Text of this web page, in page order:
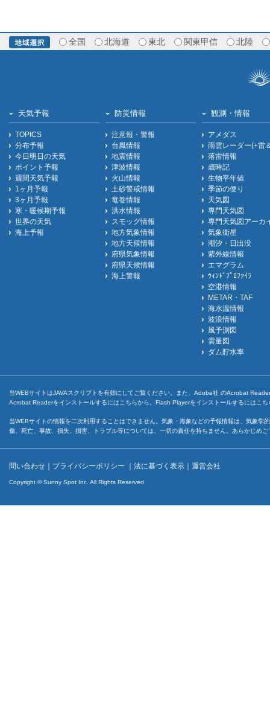
全国 北海道 東北 関東甲信 北陸
天気予報
TOPICS
分布予報
今日明日の天気
ポイント予報
週間天気予報
1ヶ月予報
3ヶ月予報
寒・暖候期予報
世界の天気
海上予報
防災情報
注意報・警報
台風情報
地震情報
津波情報
火山情報
土砂警戒情報
竜巻情報
洪水情報
スモッグ情報
地方気象情報
地方天候情報
府県気象情報
府県天候情報
海上警報
観測・情報
アメダス
雨雲レーダー(+雷
落雷情報
歳時記
生物平年値
季節の便り
天気図
専門天気図
専門天気図アーカ
気象衛星
潮汐・日出没
紫外線情報
エマグラム
ｳｨﾝﾄﾞﾌﾟﾛﾌｧｲﾗ
空港情報
METAR・TAF
海水温情報
波浪情報
風予測図
雲量図
ダム貯水率
当WEBサイトはJAVAスクリプトを有効にしてご覧ください。また、Adobe社 のAcrobat
Acrobat Readerをインストールするには こちらから。Flash Playerをインストールするには こち
当WEBサイトの情報を二次利用することはできません。気象・海象などの予報情報は、気象
傷、死亡、事故、損失、損害、トラブル等については、一切の責任を持ちません。あらかじめ
問い合わせ ｜ プライバシーポリシー ｜ 法に基づく表示 ｜ 運営会社
Copyright © Sunny Spot Inc. All Rights Reserved